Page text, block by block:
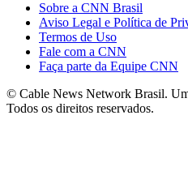
Sobre a CNN Brasil
Aviso Legal e Política de
Termos de Uso
Fale com a CNN
Faça parte da Equipe CNN
© Cable News Network Brasil.
Todos os direitos reservados.